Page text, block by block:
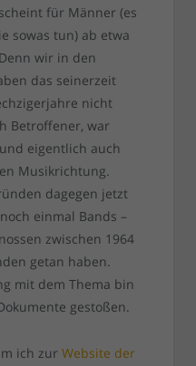
für Männer (es
sowas tun) ab etwa
wir in den
das seinerzeit
nicht
Betroffener, war
eigentlich auch
Musikrichtung.
dagegen jetzt
einmal Bands –
zwischen 1964
getan haben.
mit dem Thema bin
gestoßen.
ich zur Website der